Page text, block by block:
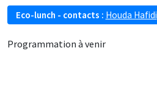
Eco-lunch - contacts : Houda Hafidi
Programmation à venir